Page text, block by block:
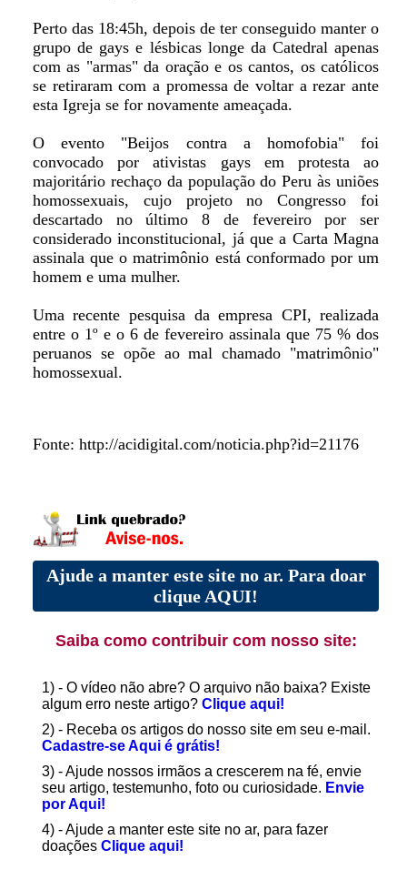
Perto das 18:45h, depois de ter conseguido manter o
grupo de gays e lésbicas longe da Catedral apenas
com as "armas" da oração e os cantos, os católicos
se retiraram com a promessa de voltar a rezar ante
esta Igreja se for novamente ameaçada.
O evento "Beijos contra a homofobia" foi
convocado por ativistas gays em protesta ao
majoritário rechaço da população do Peru às uniões
homossexuais, cujo projeto no Congresso foi
descartado no último 8 de fevereiro por ser
considerado inconstitucional, já que a Carta Magna
assinala que o matrimônio está conformado por um
homem e uma mulher.
Uma recente pesquisa da empresa CPI, realizada
entre o 1º e o 6 de fevereiro assinala que 75 % dos
peruanos se opõe ao mal chamado "matrimônio"
homossexual.
Fonte: http://acidigital.com/noticia.php?id=21176
Ajude a manter este site no ar. Para doar
clique AQUI!
Saiba como contribuir com nosso site:
1) - O vídeo não abre? O arquivo não baixa? Existe
algum erro neste artigo? Clique aqui!
2) - Receba os artigos do nosso site em seu e-mail.
Cadastre-se Aqui é grátis!
3) - Ajude nossos irmãos a crescerem na fé, envie
seu artigo, testemunho, foto ou curiosidade. Envie
por Aqui!
4) - Ajude a manter este site no ar, para fazer
doações Clique aqui!